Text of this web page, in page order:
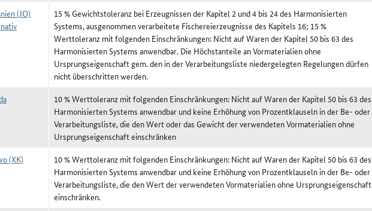
(JO)
15 % Gewichtstoleranz bei Erzeugnissen der Kapitel 2 und 4 bis 24 des Harmonisierten
Systems, ausgenommen verarbeitete Fischereierzeugnisse des Kapitels 16; 15 %
Werttoleranz mit folgenden Einschränkungen: Nicht auf Waren der Kapitel 50 bis 63 des
Harmonisierten Systems anwendbar. Die Höchstanteile an Vormaterialien ohne
Ursprungseigenschaft gem. den in der Verarbeitungsliste niedergelegten Regelungen dürfen
nicht überschritten werden.
10 % Werttoleranz mit folgenden Einschränkungen: Nicht auf Waren der Kapitel 50 bis 63 des
Harmonisierten Systems anwendbar und keine Erhöhung von Prozentklauseln in der Be- oder
Verarbeitungsliste, die den Wert oder das Gewicht der verwendeten Vormaterialien ohne
Ursprungseigenschaft einschränken
(XK)
10 % Werttoleranz mit folgenden Einschränkungen: Nicht auf Waren der Kapitel 50 bis 63 des
Harmonisierten Systems anwendbar und keine Erhöhung von Prozentklauseln in der Be- oder
Verarbeitungsliste, die den Wert der verwendeten Vormaterialien ohne Ursprungseigenschaft
einschränken.